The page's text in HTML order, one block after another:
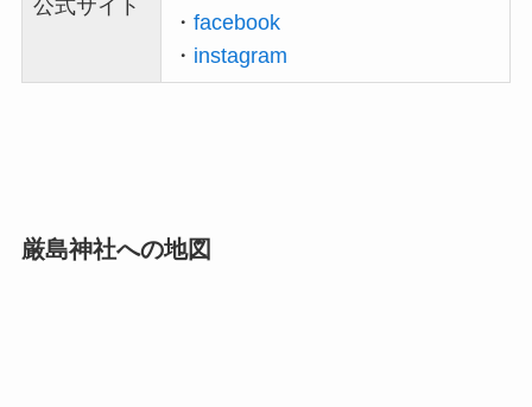
公式サイト
・ facebook
・ instagram
厳島神社への地図